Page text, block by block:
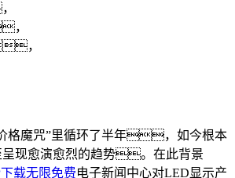
，
，
格魔咒”里循环了半年，如今根本
呈现愈演愈烈的趋势。在此背景
载无限免费电子新闻中心对LED显示产